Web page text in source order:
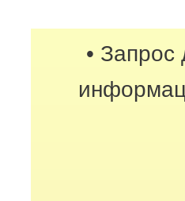
• Запрос